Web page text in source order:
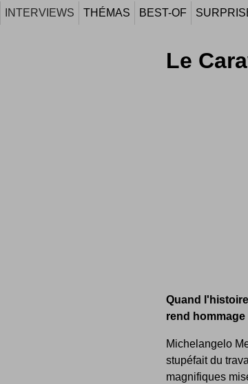
INTERVIEWS THÉMAS BEST-OF
Le
Quand
rend hommage
Michelangelo
stupéfait du
magnifiques